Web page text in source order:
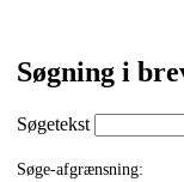
Søgning i
Søgetekst
Søge-afgrænsning: